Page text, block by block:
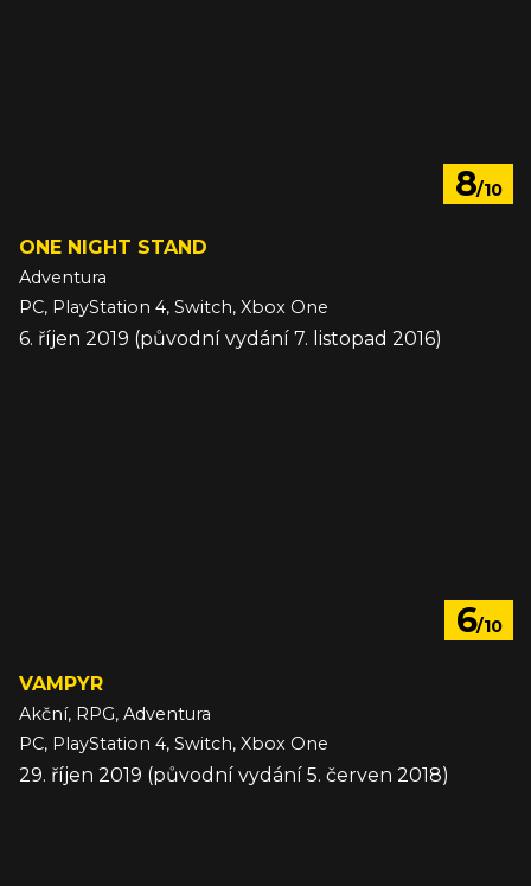
8/10
ONE NIGHT STAND
Adventura
PC, PlayStation 4, Switch, Xbox One
6. říjen 2019 (původní vydání 7. listopad 2016)
6/10
VAMPYR
Akční, RPG, Adventura
PC, PlayStation 4, Switch, Xbox One
29. říjen 2019 (původní vydání 5. červen 2018)